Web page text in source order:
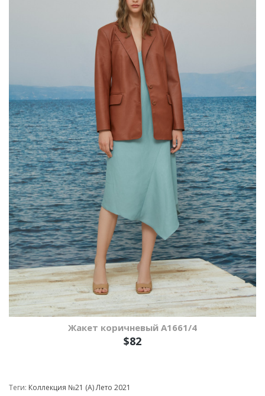
Жакет коричневый A1661/4
$82
Теги: Коллекция №21 (А) Лето 2021